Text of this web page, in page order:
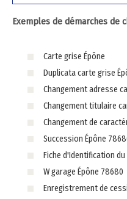
Exemples de démarches de
Carte grise Épône
Duplicata carte grise
Changement adresse
Changement titulaire
Changement de
Succession Épône
Fiche d'Identification du
W garage Épône 78680
Enregistrement de